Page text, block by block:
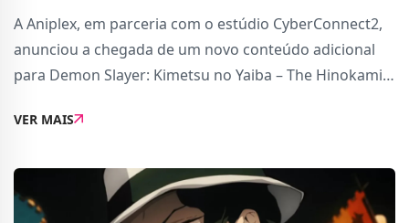
A Aniplex, em parceria com o estúdio CyberConnect2,
anunciou a chegada de um novo conteúdo adicional
para Demon Slayer: Kimetsu no Yaiba – The Hinokami
arco Infinity Castle, ficará disponível
VER MAIS